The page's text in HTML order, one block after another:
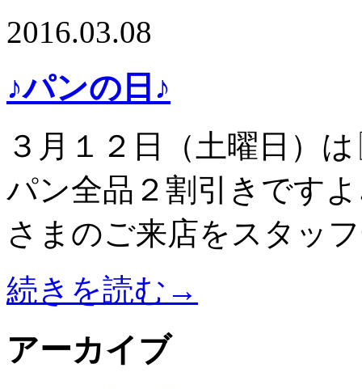
2016.03.08
♪パンの日♪
３月１２日（土曜日）
パン全品２割引きです
さまのご来店をスタッ
続きを読む→
アーカイブ